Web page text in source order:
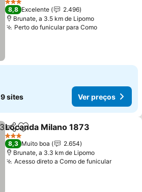
3 Estrelas
8,8 Excelente
2.496
Brunate, a 3.5 km de Lipomo
Perto do funicular para ComoVer preços
9 sites Ver preços
PartilharAdicionar aos favoritos
Locanda Milano 1873
3 Estrelas
8,3 Muito boa
2.654
Brunate, a 3.3 km de Lipomo
Acesso direto a Como de funicularVer